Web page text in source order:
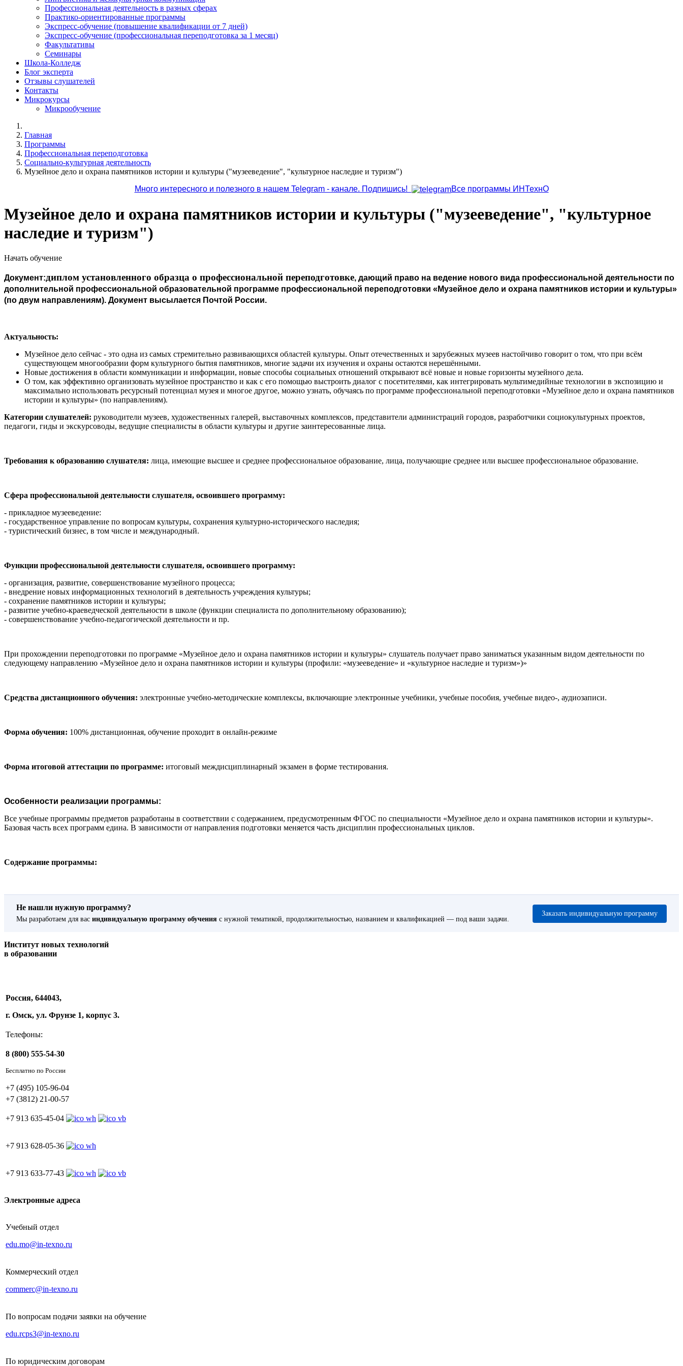
Профессиональная деятельность в разных сферах
Практико-ориентированные программы
Экспресс-обучение (повышение квалификации от 7 дней)
Экспресс-обучение (профессиональная переподготовка за 1 месяц)
Факультативы
Семинары
Школа-Колледж
Блог эксперта
Отзывы слушателей
Контакты
Микрокурсы
Микрообучение
Главная
Программы
Профессиональная переподготовка
Социально-культурная деятельность
Музейное дело и охрана памятников истории и культуры ("музееведение", "культурное наследие и туризм")
Много интересного и полезного в нашем Telegram - канале. Подпишись!
Все программы ИНТехнО
Музейное дело и охрана памятников истории и культуры ("музееведение", "культурное
наследие и туризм")
Начать обучение
Документ:диплом установленного образца о профессиональной переподготовке, дающий право на ведение нового вида профессиональной деятельности по
дополнительной профессиональной образовательной программе профессиональной переподготовки «Музейное дело и охрана памятников истории и культуры»
(по двум направлениям). Документ высылается Почтой России.
Актуальность:
Музейное дело сейчас - это одна из самых стремительно развивающихся областей культуры. Опыт отечественных и зарубежных музеев настойчиво говорит о том, что при всём
существующем многообразии форм культурного бытия памятников, многие задачи их изучения и охраны остаются нерешёнными.
Новые достижения в области коммуникации и информации, новые способы социальных отношений открывают всё новые и новые горизонты музейного дела.
О том, как эффективно организовать музейное пространство и как с его помощью выстроить диалог с посетителями, как интегрировать мультимедийные технологии в экспозицию и
максимально использовать ресурсный потенциал музея и многое другое, можно узнать, обучаясь по программе профессиональной переподготовки «Музейное дело и охрана памятников
истории и культуры» (по направлениям).
Категории слушателей: руководители музеев, художественных галерей, выставочных комплексов, представители администраций городов, разработчики социокультурных проектов,
педагоги, гиды и экскурсоводы, ведущие специалисты в области культуры и другие заинтересованные лица.
Требования к образованию слушателя: лица, имеющие высшее и среднее профессиональное образование, лица, получающие среднее или высшее профессиональное образование.
Сфера профессиональной деятельности слушателя, освоившего программу:
- прикладное музееведение:
- государственное управление по вопросам культуры, сохранения культурно-исторического наследия;
- туристический бизнес, в том числе и международный.
Функции профессиональной деятельности слушателя, освоившего программу:
- организация, развитие, совершенствование музейного процесса;
- внедрение новых информационных технологий в деятельность учреждения культуры;
- сохранение памятников истории и культуры;
- развитие учебно-краеведческой деятельности в школе (функции специалиста по дополнительному образованию);
- совершенствование учебно-педагогической деятельности и пр.
При прохождении переподготовки по программе «Музейное дело и охрана памятников истории и культуры» слушатель получает право заниматься указанным видом деятельности по
следующему направлению «Музейное дело и охрана памятников истории и культуры (профили: «музееведение» и «культурное наследие и туризм»)»
Средства дистанционного обучения: электронные учебно-методические комплексы, включающие электронные учебники, учебные пособия, учебные видео-, аудиозаписи.
Форма обучения: 100% дистанционная, обучение проходит в онлайн-режиме
Форма итоговой аттестации по программе: итоговый междисциплинарный экзамен в форме тестирования.
Особенности реализации программы:
Все учебные программы предметов разработаны в соответствии с содержанием, предусмотренным ФГОС по специальности «Музейное дело и охрана памятников истории и культуры».
Базовая часть всех программ едина. В зависимости от направления подготовки меняется часть дисциплин профессиональных циклов.
Содержание программы:
Не нашли нужную программу?
Мы разработаем для вас индивидуальную программу обучения с нужной тематикой, продолжительностью, названием и квалификацией — под ваши задачи.
Заказать индивидуальную программу
Институт новых технологий
в образовании
Россия, 644043,
г. Омск, ул. Фрунзе 1, корпус 3.
Телефоны:
8 (800) 555-54-30
Бесплатно по России
+7 (495) 105-96-04
+7 (3812) 21-00-57
+7 913 635-45-04
+7 913 628-05-36
+7 913 633-77-43
Электронные адреса
Учебный отдел
edu.mo@in-texno.ru
Коммерческий отдел
commerc@in-texno.ru
По вопросам подачи заявки на обучение
edu.rcps3@in-texno.ru
По юридическим договорам